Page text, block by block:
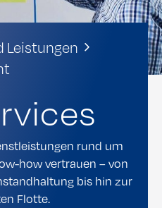
Leistungen
rund um
how vertrauen – von
bis hin zur
Flotte.